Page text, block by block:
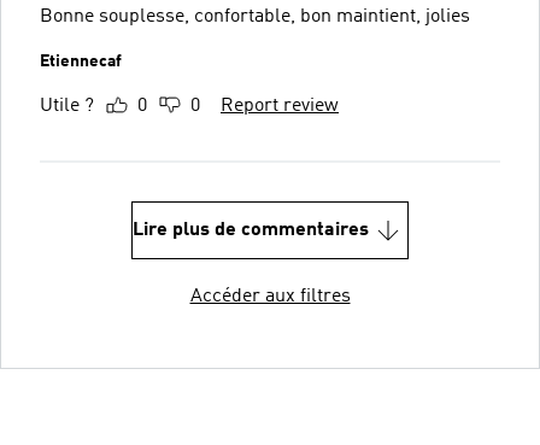
Bonne souplesse, confortable, bon maintient, jolies
Etiennecaf
Utile ? 0 0 Report review
Lire plus de commentaires
Accéder aux filtres